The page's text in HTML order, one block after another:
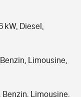
kW, Diesel,
Limousine,
Benzin, Limousine,